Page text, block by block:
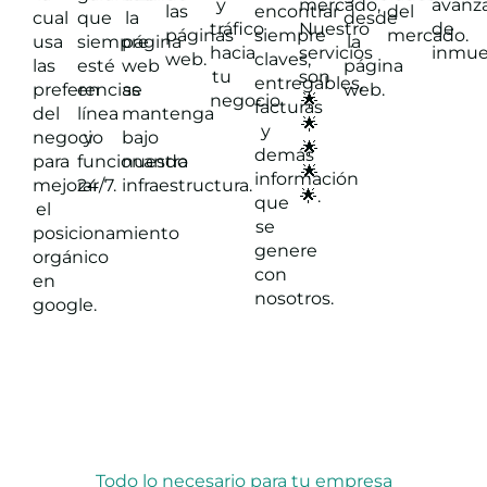
cual
usa
las
preferencias
del
negocio
para
mejorar
el
posicionamiento
orgánico
en
google.
que
siempre
esté
en
línea
y
funcionando
24/7.
la
página
web
se
mantenga
bajo
nuestra
infraestructura.
las
páginas
web.
y
tráfico
hacia
tu
negocio.
encontrar
siempre
claves,
entregables,
facturas
y
demás
información
que
se
genere
con
nosotros.
mercado,
Nuestro
servicios
son
🌟
🌟
🌟
🌟
🌟.
desde
la
página
web.
del
mercado.
de
Todo lo necesario para tu empresa